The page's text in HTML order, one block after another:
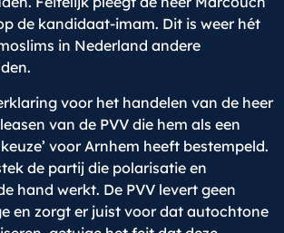
de kandidaat-imam. Dit is weer hét
in Nederland andere
voor het handelen van de heer
van de PVV die hem als een
voor Arnhem heeft bestempeld.
de partij die polarisatie en
hand werkt. De PVV levert geen
en zorgt er juist voor dat autochtone